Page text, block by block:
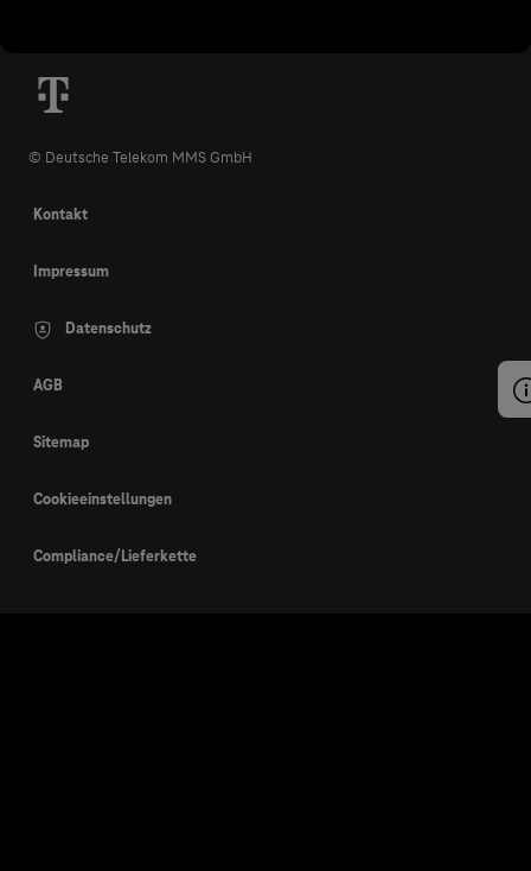
© Deutsche Telekom MMS GmbH
Kontakt
Impressum
Datenschutz
AGB
Sitemap
Cookieeinstellungen
Compliance/Lieferkette